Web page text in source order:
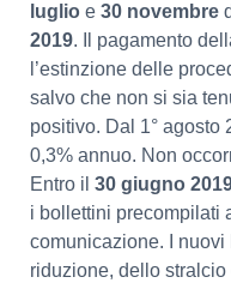
luglio e 30 novembre
2019. Il pagamento
l’estinzione delle
salvo che non si sia
positivo. Dal 1° agosto
0,3% annuo. Non
Entro il 30 giugno
i bollettini precompilati
comunicazione. I
riduzione, dello